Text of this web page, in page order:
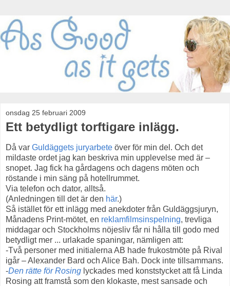
onsdag 25 februari 2009
Ett betydligt torftigare inlägg.
Då var Guldäggets juryarbete över för min del. Och det
mildaste ordet jag kan beskriva min upplevelse med är –
snopet. Jag fick ha gårdagens och dagens möten och
röstande i min säng på hotellrummet.
Via telefon och dator, alltså.
(Anledningen till det är den här.)
Så istället för ett inlägg med anekdoter från Guldäggsjuryn,
Månadens Print-mötet, en reklamfilmsinspelning, trevliga
middagar och Stockholms nöjesliv får ni hålla till godo med
betydligt mer ... urlakade spaningar, nämligen att:
-Två personer med initialerna AB hade frukostmöte på Rival
igår – Alexander Bard och Alice Bah. Dock inte tillsammans.
-Den rätte för Rosing lyckades med konststycket att få Linda
Rosing att framstå som den klokaste, mest sansade och